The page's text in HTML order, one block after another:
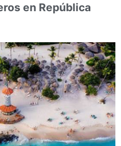
en República